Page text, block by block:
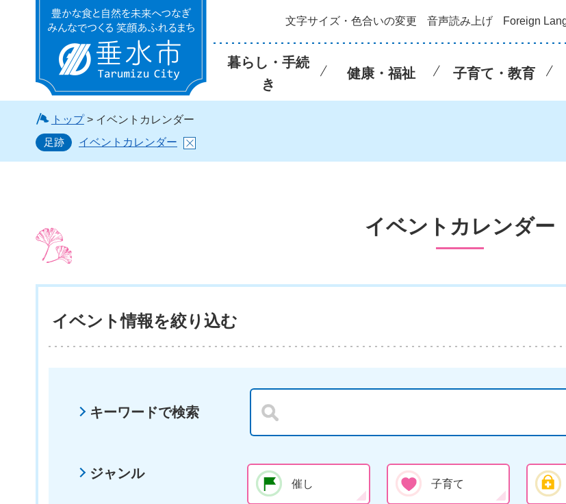
垂水市 文字サイズ・色合いの変更 音声読み上げ Foreign
暮らし・手続
き
健康・福祉 子育て・教育
トップ> イベントカレンダー
足跡
イベントカレンダー
イベントカレンダー
イベント情報を絞り込む
キーワードで検索
ジャンル
催し 子育て